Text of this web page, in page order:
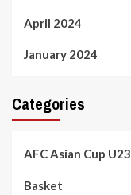
April 2024
January 2024
Categories
AFC Asian Cup U23
Basket